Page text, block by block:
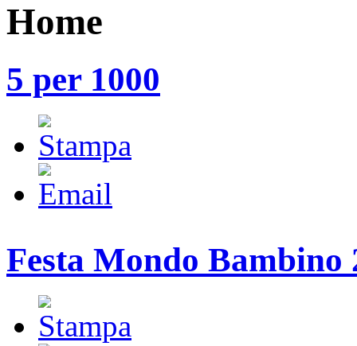
Home
5 per 1000
Festa Mondo Bambino